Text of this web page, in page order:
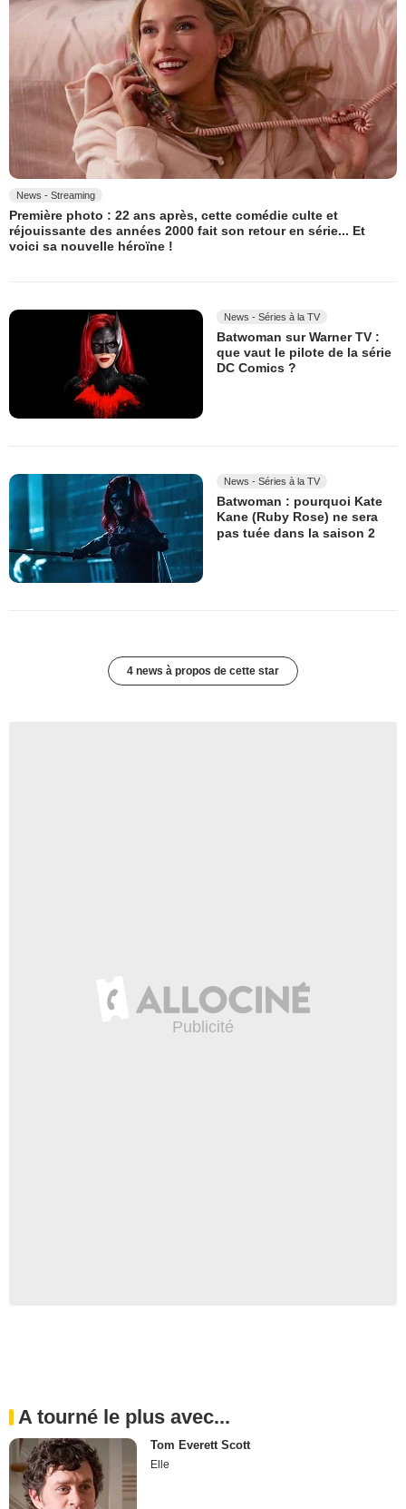
News - Streaming
Première photo : 22 ans après, cette comédie culte et
réjouissante des années 2000 fait son retour en série... Et
voici sa nouvelle héroïne !
News - Séries à la TV
Batwoman sur Warner TV :
que vaut le pilote de la série
DC Comics ?
News - Séries à la TV
Batwoman : pourquoi Kate
Kane (Ruby Rose) ne sera
pas tuée dans la saison 2
4 news à propos de cette star
A tourné le plus avec...
Tom Everett Scott
Elle